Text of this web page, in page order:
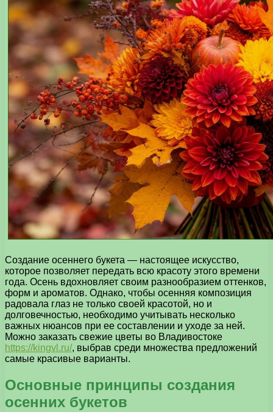
Создание осеннего букета — настоящее искусство,
которое позволяет передать всю красоту этого времени
года. Осень вдохновляет своим разнообразием оттенков,
форм и ароматов. Однако, чтобы осенняя композиция
радовала глаз не только своей красотой, но и
долговечностью, необходимо учитывать несколько
важных нюансов при ее составлении и уходе за ней.
Можно заказать свежие цветы во Владивостоке
https://kingvl.ru/, выбрав среди множества предложений
самые красивые варианты.
Основные принципы создания
осенних букетов